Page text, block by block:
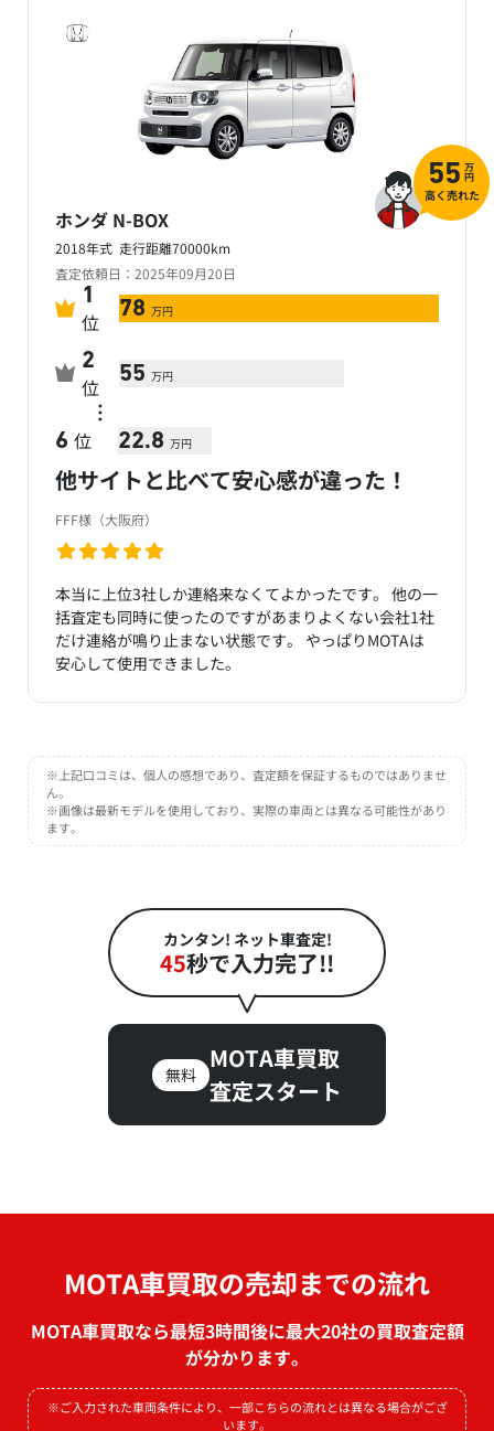
ホンダ N-BOX
2018年式 走行距離70000km
査定依頼日：2025年09月20日
他サイトと比べて安心感が違った！
FFF様（大阪府）
本当に上位3社しか連絡来なくてよかったです。 他の一
括査定も同時に使ったのですがあまりよくない会社1社
だけ連絡が鳴り止まない状態です。 やっぱりMOTAは
安心して使用できました。
55 万
円
高く売れた
1
位 78 万円
2
位 55 万円
…
6 位 22.8 万円
※上記口コミは、個人の感想であり、査定額を保証するものではありませ
ん。
※画像は最新モデルを使用しており、実際の車両とは異なる可能性があり
ます。
カンタン! ネット車査定!
45秒で入力完了!!
無料
MOTA車買取
査定スタート
MOTA車買取の売却までの流れ
MOTA車買取なら最短3時間後に最大20社の買取査定額
が分かります。
※ご入力された車両条件により、一部こちらの流れとは異なる場合がござ
います。